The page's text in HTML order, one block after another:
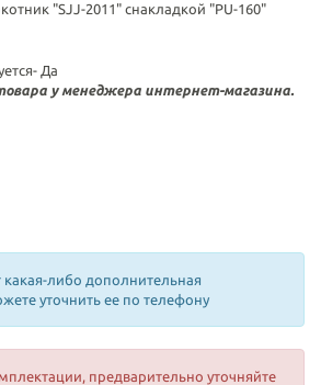
"SJJ-2011" снакладкой "PU-160"
Да
у менеджера интернет-магазина.
какая-либо дополнительная
уточнить ее по телефону
предварительно уточняйте